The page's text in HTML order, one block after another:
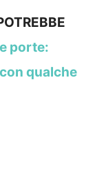
porte:
qualche